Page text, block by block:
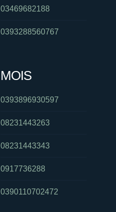
03469682188
0393288560767
MOIS
0393896930597
08231443263
08231443343
0917736288
0390110702472